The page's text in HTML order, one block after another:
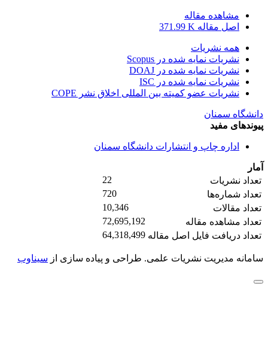
مشاهده مقاله
اصل مقاله 371.99 K
همه نشریات
نشریات نمایه شده در Scopus
نشریات نمایه شده در DOAJ
نشریات نمایه شده در ISC
نشریات عضو کمیته بین المللی اخلاق نشر COPE
دانشگاه سمنان
پیوندهای مفید
اداره چاپ و انتشارات دانشگاه سمنان
آمار
تعداد نشریات
22
تعداد شماره‌ها
720
تعداد مقالات
10,346
تعداد مشاهده مقاله
72,695,192
تعداد دریافت فایل اصل مقاله 64,318,499
سامانه مدیریت نشریات علمی. طراحی و پیاده سازی از سیناوب